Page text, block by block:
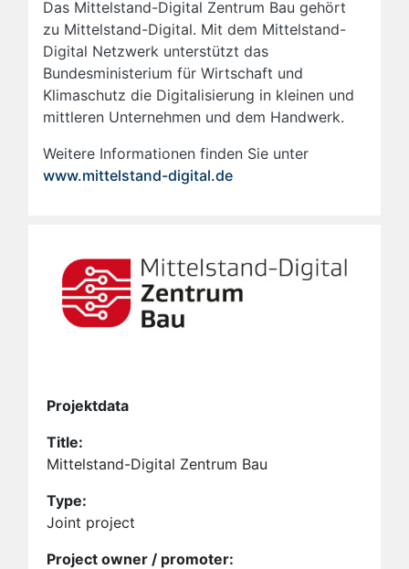
Das Mittelstand-Digital Zentrum Bau gehört
zu Mittelstand-Digital. Mit dem Mittelstand-
Digital Netzwerk unterstützt das
Bundesministerium für Wirtschaft und
Klimaschutz die Digitalisierung in kleinen und
mittleren Unternehmen und dem Handwerk.
Weitere Informationen finden Sie unter
www.mittelstand-digital.de
Projektdata
Title:
Mittelstand-Digital Zentrum Bau
Type:
Joint project
Project owner / promoter: